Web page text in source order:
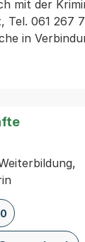
mit der
061 267
in